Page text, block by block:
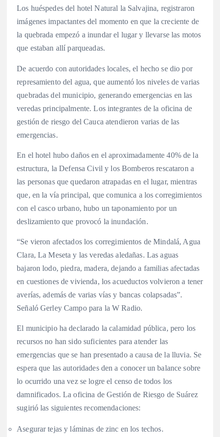
Los huéspedes del hotel Natural la Salvajina, registraron
imágenes impactantes del momento en que la creciente de
la quebrada empezó a inundar el lugar y llevarse las motos
que estaban allí parqueadas.
De acuerdo con autoridades locales, el hecho se dio por
represamiento del agua, que aumentó los niveles de varias
quebradas del municipio, generando emergencias en las
veredas principalmente. Los integrantes de la oficina de
gestión de riesgo del Cauca atendieron varias de las
emergencias.
En el hotel hubo daños en el aproximadamente 40% de la
estructura, la Defensa Civil y los Bomberos rescataron a
las personas que quedaron atrapadas en el lugar, mientras
que, en la vía principal, que comunica a los corregimientos
con el casco urbano, hubo un taponamiento por un
deslizamiento que provocó la inundación.
“Se vieron afectados los corregimientos de Mindalá, Agua
Clara, La Meseta y las veredas aledañas. Las aguas
bajaron lodo, piedra, madera, dejando a familias afectadas
en cuestiones de vivienda, los acueductos volvieron a tener
averías, además de varias vías y bancas colapsadas”.
Señaló Gerley Campo para la W Radio.
El municipio ha declarado la calamidad pública, pero los
recursos no han sido suficientes para atender las
emergencias que se han presentado a causa de la lluvia. Se
espera que las autoridades den a conocer un balance sobre
lo ocurrido una vez se logre el censo de todos los
damnificados. La oficina de Gestión de Riesgo de Suárez
sugirió las siguientes recomendaciones:
Asegurar tejas y láminas de zinc en los techos.